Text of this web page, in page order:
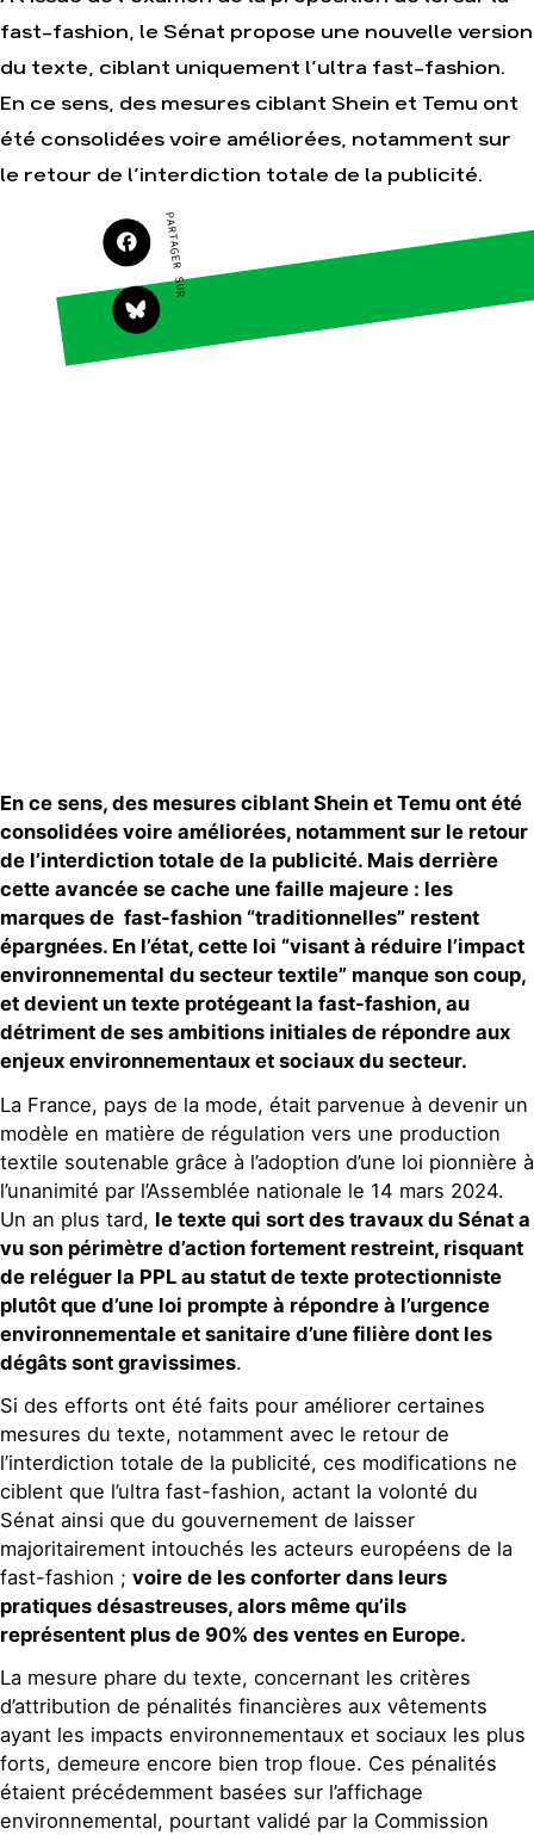
Faire un don
S'engager sur le
terrain
Agir au quotidien
campagnes
Transmettre tout ou
partie de son
patrimoine
Télécharger
gratuitement les
guides éco-citoyens
Surproduction
Agriculture
Finance
Forêts
fast-fashion, le Sénat propose une nouvelle version
du texte, ciblant uniquement l’ultra fast-fashion.
En ce sens, des mesures ciblant Shein et Temu ont
été consolidées voire améliorées, notamment sur
le retour de l’interdiction totale de la publicité.
PARTAGER SUR
En ce sens, des mesures ciblant Shein et Temu ont été
consolidées voire améliorées, notamment sur le retour
de l’interdiction totale de la publicité. Mais derrière
cette avancée se cache une faille majeure : les
marques de fast-fashion “traditionnelles” restent
épargnées. En l’état, cette loi “visant à réduire l’impact
environnemental du secteur textile” manque son coup,
et devient un texte protégeant la fast-fashion, au
détriment de ses ambitions initiales de répondre aux
enjeux environnementaux et sociaux du secteur.
La France, pays de la mode, était parvenue à devenir un
modèle en matière de régulation vers une production
textile soutenable grâce à l’adoption d’une loi pionnière à
l’unanimité par l’Assemblée nationale le 14 mars 2024.
Un an plus tard, le texte qui sort des travaux du Sénat a
vu son périmètre d’action fortement restreint, risquant
de reléguer la PPL au statut de texte protectionniste
plutôt que d’une loi prompte à répondre à l’urgence
environnementale et sanitaire d’une filière dont les
dégâts sont gravissimes.
Si des efforts ont été faits pour améliorer certaines
mesures du texte, notamment avec le retour de
l’interdiction totale de la publicité, ces modifications ne
ciblent que l’ultra fast-fashion, actant la volonté du
Sénat ainsi que du gouvernement de laisser
majoritairement intouchés les acteurs européens de la
fast-fashion ; voire de les conforter dans leurs
pratiques désastreuses, alors même qu’ils
représentent plus de 90% des ventes en Europe.
La mesure phare du texte, concernant les critères
d’attribution de pénalités financières aux vêtements
ayant les impacts environnementaux et sociaux les plus
forts, demeure encore bien trop floue. Ces pénalités
étaient précédemment basées sur l’affichage
environnemental, pourtant validé par la Commission